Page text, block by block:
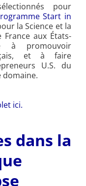
pour
Start in
la Science et la
France aux États-
à promouvoir
et à faire
U.S. du
domaine.
ici.
dans la